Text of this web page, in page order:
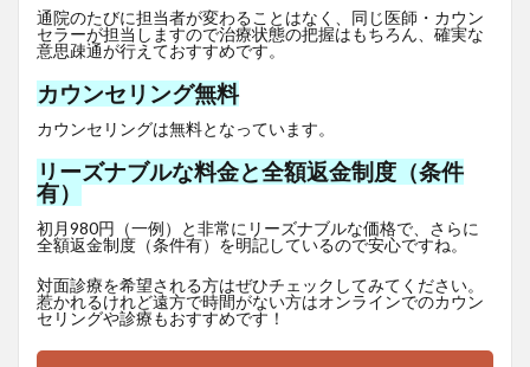
通院のたびに担当者が変わることはなく、同じ医師・カウン
セラーが担当しますので治療状態の把握はもちろん、確実な
意思疎通が行えておすすめです。
カウンセリング無料
カウンセリングは無料となっています。
リーズナブルな料金と全額返金制度（条件
有）
初月980円（一例）と非常にリーズナブルな価格で、さらに
全額返金制度（条件有）を明記しているので安心ですね。
対面診療を希望される方はぜひチェックしてみてください。
惹かれるけれど遠方で時間がない方はオンラインでのカウン
セリングや診療もおすすめです！